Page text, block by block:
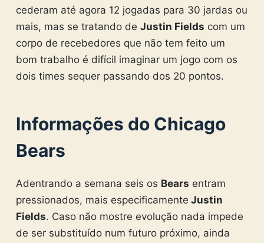
cederam até agora 12 jogadas para 30 jardas ou
mais, mas se tratando de Justin Fields com um
corpo de recebedores que não tem feito um
bom trabalho é difícil imaginar um jogo com os
dois times sequer passando dos 20 pontos.
Informações do Chicago
Bears
Adentrando a semana seis os Bears entram
pressionados, mais especificamente Justin
Fields. Caso não mostre evolução nada impede
de ser substituído num futuro próximo, ainda